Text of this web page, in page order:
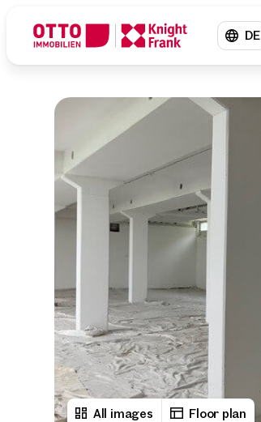
DE
All images Floor plan